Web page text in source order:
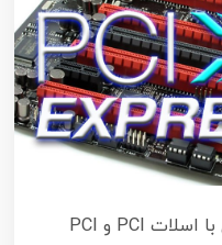
آشنایی کامل با اسلات PCI و PCI